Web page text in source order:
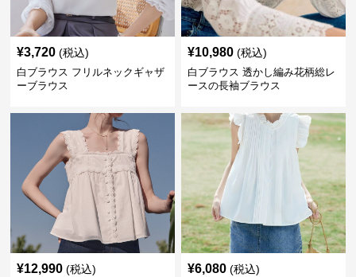
¥3,720 (税込)
白ブラウス フリルネックギャザ
ーブラウス
¥10,980 (税込)
白ブラウス 透かし編み花柄総レ
ースの長袖ブラウス
¥12,990 (税込) ¥6,080 (税込)